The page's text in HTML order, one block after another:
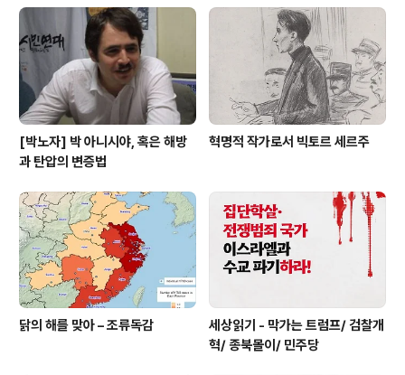
게 하면 이 참극을 끝낼 수 있을지 압둘 와합 사무국장님의
발제를 바탕으로 이야기해 보고자 합니다. 열린 자세로 자
유롭게 생각을 나누며 답을 찾아가는 자리가 되길 기대합
니다.(문의: 010 ..
[박노자] 박 아니시야, 혹은 해방
과 탄압의 변증법
혁명적 작가로서 빅토르 세르주
닭의 해를 맞아 – 조류독감
세상읽기 - 막가는 트럼프/ 검찰개
혁/ 종북몰이/ 민주당